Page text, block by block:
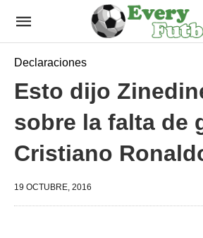
Declaraciones
Esto dijo
sobre la falta de
Cristiano
19 OCTUBRE, 2016